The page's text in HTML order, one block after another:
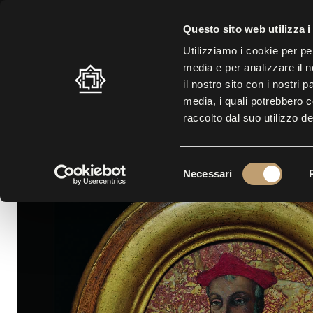
Questo sito web utilizza i
Utilizziamo i cookie per
media e per analizzare il
il nostro sito con i nostri
media, i quali potrebbero
raccolto dal suo utilizzo
e
e
z
i
o
n
e
Necessari
ULTIMO INGRESSO: 17.30 |
LABIRINTO VISITA